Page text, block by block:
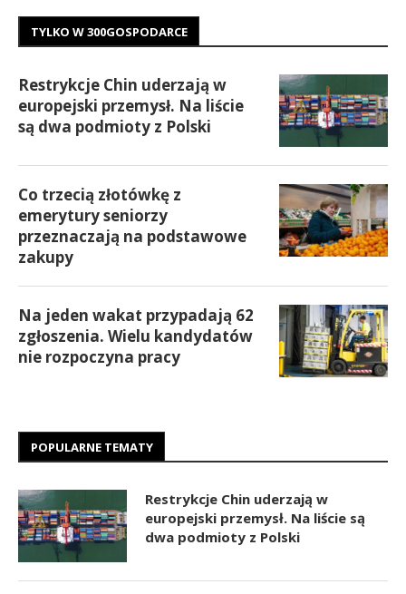
TYLKO W 300GOSPODARCE
Restrykcje Chin uderzają w
europejski przemysł. Na liście
są dwa podmioty z Polski
Co trzecią złotówkę z
emerytury seniorzy
przeznaczają na podstawowe
zakupy
Na jeden wakat przypadają 62
zgłoszenia. Wielu kandydatów
nie rozpoczyna pracy
POPULARNE TEMATY
Restrykcje Chin uderzają w
europejski przemysł. Na liście są
dwa podmioty z Polski